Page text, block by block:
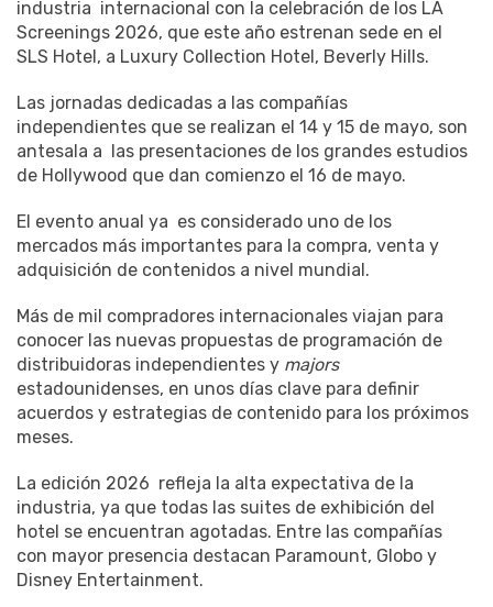
industria internacional con la celebración de los LA
Screenings 2026, que este año estrenan sede en el
SLS Hotel, a Luxury Collection Hotel, Beverly Hills.
Las jornadas dedicadas a las compañías
independientes que se realizan el 14 y 15 de mayo, son
antesala a las presentaciones de los grandes estudios
de Hollywood que dan comienzo el 16 de mayo.
El evento anual ya es considerado uno de los
mercados más importantes para la compra, venta y
adquisición de contenidos a nivel mundial.
Más de mil compradores internacionales viajan para
conocer las nuevas propuestas de programación de
distribuidoras independientes y majors
estadounidenses, en unos días clave para definir
acuerdos y estrategias de contenido para los próximos
meses.
La edición 2026 refleja la alta expectativa de la
industria, ya que todas las suites de exhibición del
hotel se encuentran agotadas. Entre las compañías
con mayor presencia destacan Paramount, Globo y
Disney Entertainment.